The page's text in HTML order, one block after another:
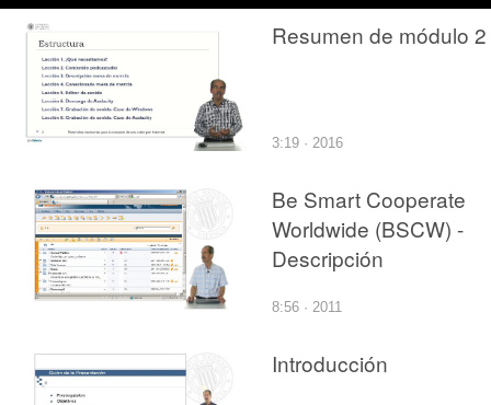
Resumen de módulo 2
3:19 · 2016
Be Smart Cooperate
Worldwide (BSCW) -
Descripción
8:56 · 2011
Introducción